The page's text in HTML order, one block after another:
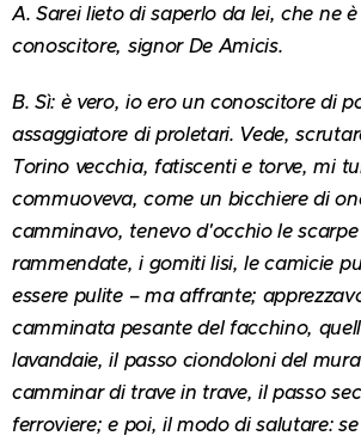
A. Sarei lieto di saperlo da lei, che ne
conoscitore, signor De Amicis.
B. Sì: è vero, io ero un conoscitore di
assaggiatore di proletari. Vede,
Torino vecchia, fatiscenti e torve, mi
commuoveva, come un bicchiere di
camminavo, tenevo d'occhio le
rammendate, i gomiti lisi, le camicie
essere pulite – ma affrante;
camminata pesante del facchino,
lavandaie, il passo ciondoloni del
camminar di trave in trave, il passo
ferroviere; e poi, il modo di salutare: